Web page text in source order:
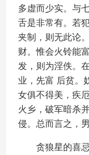
多虚而少实。与
舌是非常有。若
夹制，则无此论
财。惟会火铃能
发，则为淫佚。
业，先富 后贫。
女俱不得美，疾
火乡，破军暗杀
侵。总而言之，
贪狼星的喜